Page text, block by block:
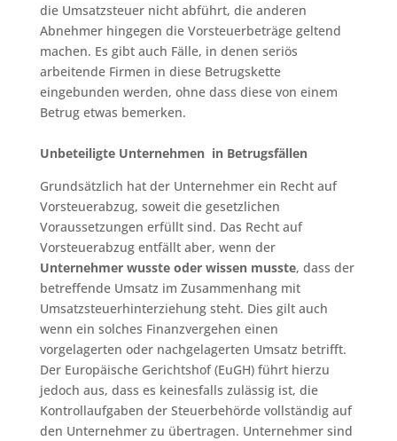
die Umsatzsteuer nicht abführt, die anderen
Abnehmer hingegen die Vorsteuerbeträge geltend
machen. Es gibt auch Fälle, in denen seriös
arbeitende Firmen in diese Betrugskette
eingebunden werden, ohne dass diese von einem
Betrug etwas bemerken.
Unbeteiligte Unternehmen in Betrugsfällen
Grundsätzlich hat der Unternehmer ein Recht auf
Vorsteuerabzug, soweit die gesetzlichen
Voraussetzungen erfüllt sind. Das Recht auf
Vorsteuerabzug entfällt aber, wenn der
Unternehmer wusste oder wissen musste, dass der
betreffende Umsatz im Zusammenhang mit
Umsatzsteuerhinterziehung steht. Dies gilt auch
wenn ein solches Finanzvergehen einen
vorgelagerten oder nachgelagerten Umsatz betrifft.
Der Europäische Gerichtshof (EuGH) führt hierzu
jedoch aus, dass es keinesfalls zulässig ist, die
Kontrollaufgaben der Steuerbehörde vollständig auf
den Unternehmer zu übertragen. Unternehmer sind